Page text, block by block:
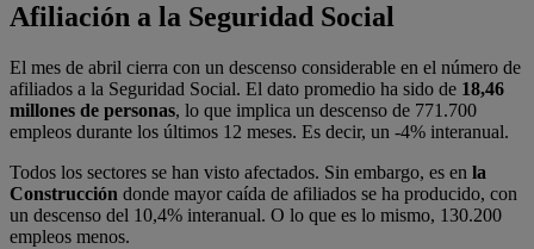
Afiliación a la Seguridad Social
El mes de abril cierra con un descenso considerable en el número de
afiliados a la Seguridad Social. El dato promedio ha sido de 18,46
millones de personas, lo que implica un descenso de 771.700
empleos durante los últimos 12 meses. Es decir, un -4% interanual.
Todos los sectores se han visto afectados. Sin embargo, es en la
Construcción donde mayor caída de afiliados se ha producido, con
un descenso del 10,4% interanual. O lo que es lo mismo, 130.200
empleos menos.